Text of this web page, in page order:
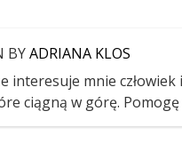
BYADRIANA KLOS
interesuje mnie
ciągną w górę.